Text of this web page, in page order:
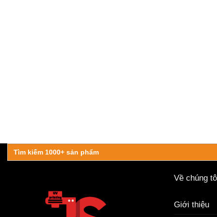
Search
for:
Về chúng
Giới thiệu